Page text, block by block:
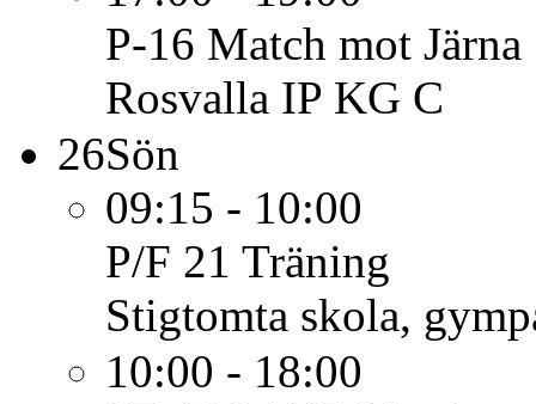
P-16 Match mot
Rosvalla IP KG C
26Sön
09:15 - 10:00
P/F 21 Träning
Stigtomta skola,
10:00 - 18:00